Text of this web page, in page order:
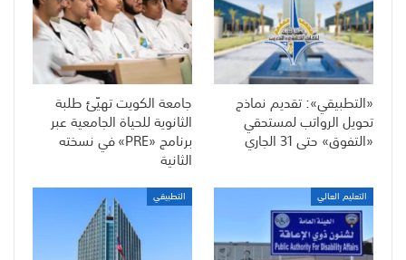
«التطبيقي»: تقديم نماذج
تحويل الرواتب لمستحقي
«التفوق» حتى 31 الجاري
جامعة الكويت تهيّئ طلبة
الثانوية للحياة الجامعية عبر
برنامج «PRE» في نسخته
الثانية
التعليم العالي التطبيقي